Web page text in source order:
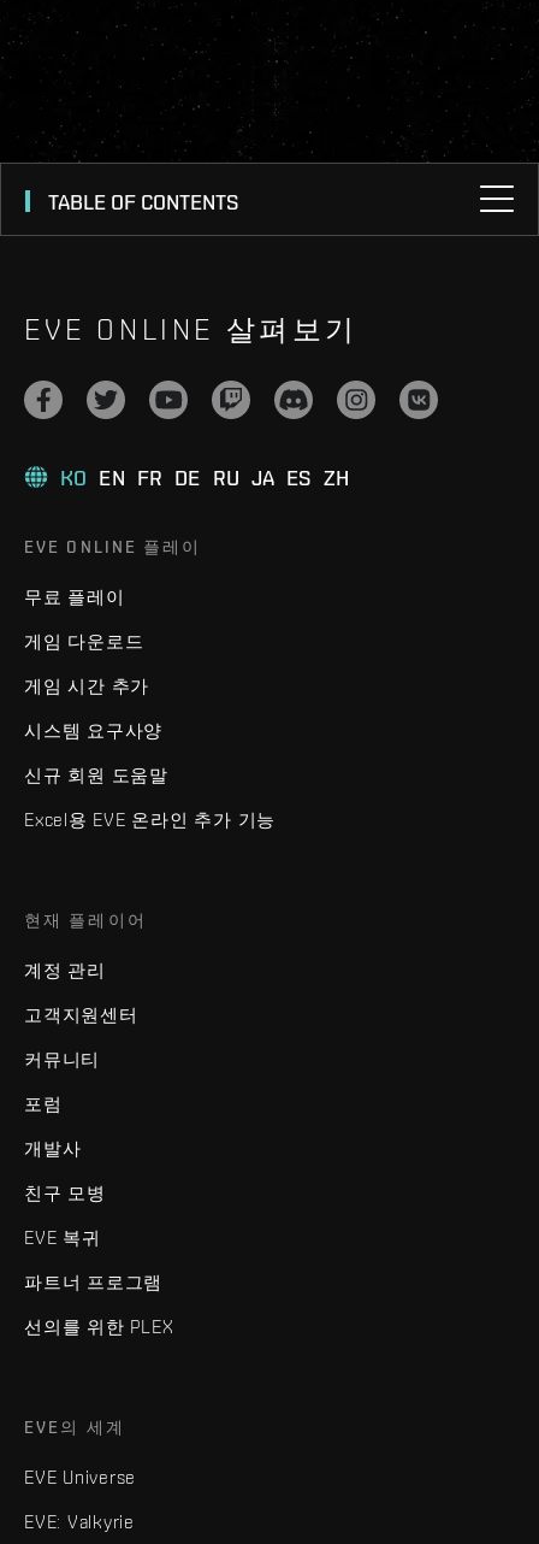
TABLE OF CONTENTS
EVE ONLINE 살펴보기
KO EN FR DE RU JA ES ZH
EVE ONLINE 플레이
무료 플레이
게임 다운로드
게임 시간 추가
시스템 요구사양
신규 회원 도움말
Excel용 EVE 온라인 추가 기능
현재 플레이어
계정 관리
고객지원센터
커뮤니티
포럼
개발사
친구 모병
EVE 복귀
파트너 프로그램
선의를 위한 PLEX
EVE의 세계
EVE Universe
EVE: Valkyrie